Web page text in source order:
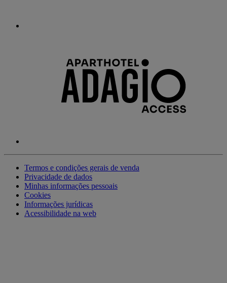
Termos e condições gerais de venda
Privacidade de dados
Minhas informações pessoais
Cookies
Informações jurídicas
Acessibilidade na web